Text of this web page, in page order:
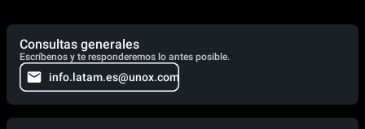
Consultas generales
Escríbenos y te responderemos lo antes posible.
info.latam.es@unox.com